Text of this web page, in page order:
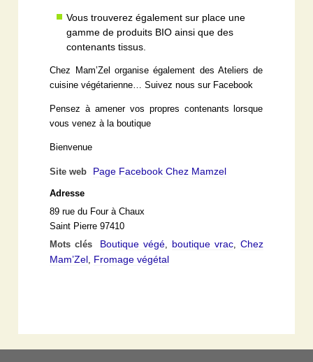
Vous trouverez également sur place une
gamme de produits BIO ainsi que des
contenants tissus.
Chez Mam’Zel organise également des Ateliers de
cuisine végétarienne… Suivez nous sur Facebook
Pensez à amener vos propres contenants lorsque
vous venez à la boutique
Bienvenue
Site web Page Facebook Chez Mamzel
Adresse
89 rue du Four à Chaux
Saint Pierre 97410
Mots clés
Boutique végé, boutique vrac, Chez
Mam’Zel, Fromage végétal